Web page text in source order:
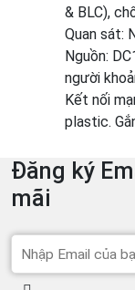
& BLC),
Quan sát:
Nguồn:
người
Kết nối
plastic.
Đăng ký
mãi